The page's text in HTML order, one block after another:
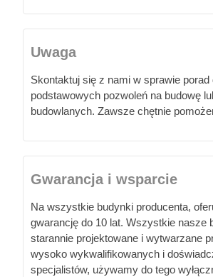
Uwaga
Skontaktuj się z nami w sprawie
podstawowych pozwoleń na budowę
budowlanych. Zawsze chętnie
Gwarancja i wsparcie
Na wszystkie budynki producenta,
gwarancję do 10 lat. Wszystkie nasze
starannie projektowane i wytwarzane
wysoko wykwalifikowanych i
specjalistów, używamy do tego